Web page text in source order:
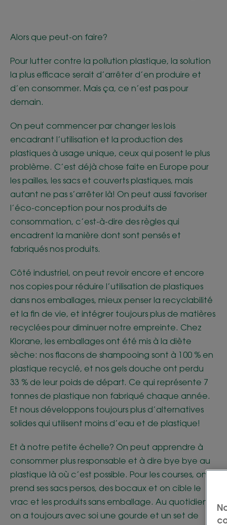
Alors que peut-on faire?
Pour lutter contre la pollution plastique, la solution
la plus efficace serait d’arrêter d’en produire et
d’en consommer. Mais ça, ce n’est pas pour
demain.
On peut commencer par changer les lois
encadrant l’utilisation et la production des
plastiques à usage unique, ceux qui posent le plus
problème. C’est déjà chose faite en Europe pour
les pailles, les sacs et couverts plastiques, mais
autant ne pas s’arrêter là! On peut aussi favoriser
l’éco-conception pour nos produits de
consommation, c’est-à-dire des règles qui
encadrent la manière dont sont pensés et
fabriqués nos produits.
Côté industriel, on peut revoir encore et encore
nos copies pour réduire l’utilisation de plastiques
dans nos emballages, mieux penser la recyclabilité
et la fin de vie, et intégrer toujours plus de matières
recyclées pour diminuer notre empreinte. Chez
Klorane, les emballages ont été mis à la diète
sèche: nos flacons de shampooing sont à 100 % en
plastique recyclé, et nos gels douche ont perdu
33 % de leur poids de départ. Ce qui représente 7
tonnes de plastique non fabriqué chaque année.
Et nous développons toujours plus d’alternatives
solides qui utilisent moins d’eau et de plastique!
Et à notre petite échelle? On peut apprendre à
consommer plus responsable et à dire bye bye au
plastique là où c’est possible. Pour les courses, on
prend ses sacs persos, des bocaux et on cible le
vrac et les produits sans emballage. Au quotidien,
on a toujours avec soi une gourde et un set de